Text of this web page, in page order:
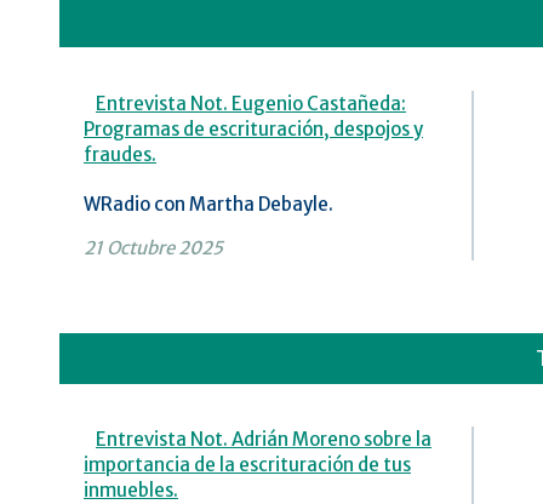
Entrevista Not. Eugenio Castañeda:
Programas de escrituración, despojos y
fraudes.
WRadio con Martha Debayle.
21 Octubre 2025
Entrevista Not. Adrián Moreno sobre la
importancia de la escrituración de tus
inmuebles.